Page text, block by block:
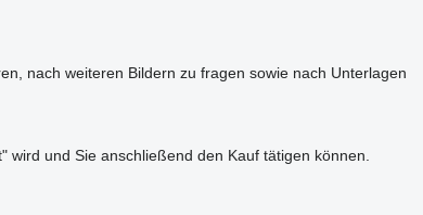
nach weiteren Bildern zu fragen sowie nach Unterlagen
und Sie anschließend den Kauf tätigen können.